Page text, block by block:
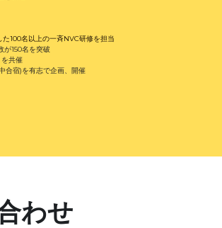
100名以上の一斉NVC研修を担当
が150名を突破
共催
合宿)を有志で企画、開催
わせ